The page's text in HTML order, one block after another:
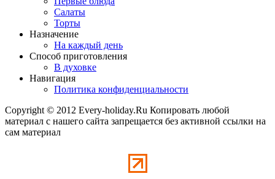
Салаты
Торты
Назначение
На каждый день
Способ приготовления
В духовке
Навигация
Политика конфиденциальности
Copyright © 2012 Every-holiday.Ru Копировать любой
материал с нашего сайта запрещается без активной ссылки на
сам материал